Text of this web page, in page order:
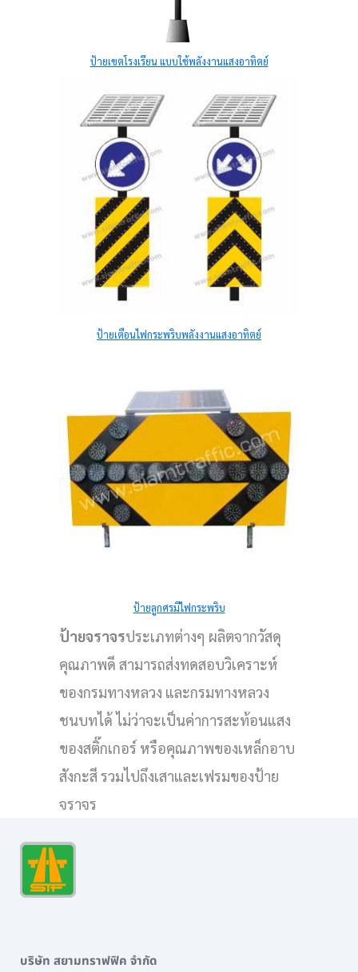
ป้ายเขตโรงเรียน แบบใช้พลังงานแสงอาทิตย์
ป้ายเตือนไฟกระพริบพลังงานแสงอาทิตย์
ป้ายลูกศรมีไฟกระพริบ
ป้ายจราจรประเภทต่างๆ ผลิตจากวัสดุ
คุณภาพดี สามารถส่งทดสอบวิเคราะห์
ของกรมทางหลวง และกรมทางหลวง
ชนบทได้ ไม่ว่าจะเป็นค่าการสะท้อนแสง
ของสติ๊กเกอร์ หรือคุณภาพของเหล็กอาบ
สังกะสี รวมไปถึงเสาและเฟรมของป้าย
จราจร
บริษัท สยามทราฟฟิค จำกัด